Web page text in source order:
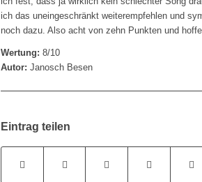
ich das uneingeschränkt weiterempfehlen und
noch dazu. Also acht von zehn Punkten und
Wertung: 8/10
Autor: Janosch Besen
Eintrag teilen